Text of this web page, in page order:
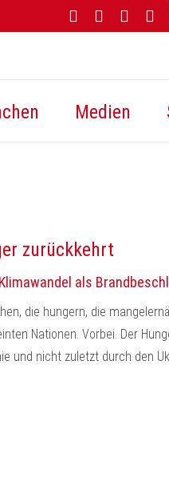
FacebookYouTube
Medien
zurückkehrt
als
die hungern, die
Nationen. Vorbei. Der
und nicht zuletzt durch den